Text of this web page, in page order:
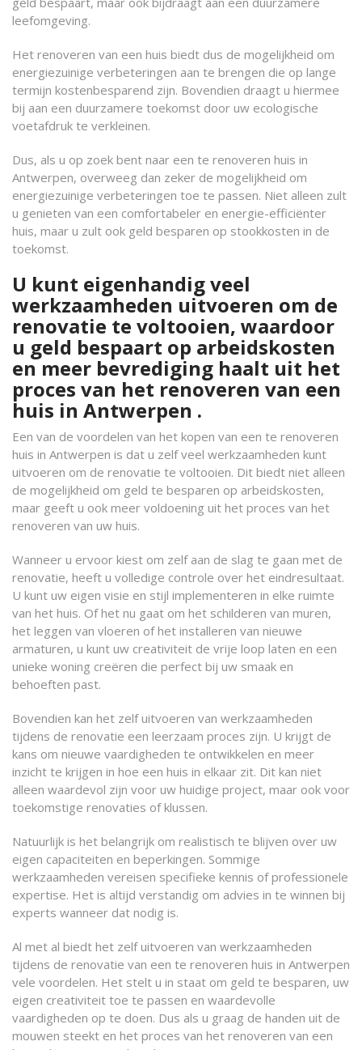
leefomgeving.
Het renoveren van een huis biedt dus de mogelijkheid om
energiezuinige verbeteringen aan te brengen die op lange
termijn kostenbesparend zijn. Bovendien draagt u hiermee
bij aan een duurzamere toekomst door uw ecologische
voetafdruk te verkleinen.
Dus, als u op zoek bent naar een te renoveren huis in
Antwerpen, overweeg dan zeker de mogelijkheid om
energiezuinige verbeteringen toe te passen. Niet alleen zult
u genieten van een comfortabeler en energie-efficiënter
huis, maar u zult ook geld besparen op stookkosten in de
toekomst.
U kunt eigenhandig veel
werkzaamheden uitvoeren om de
renovatie te voltooien, waardoor
u geld bespaart op arbeidskosten
en meer bevrediging haalt uit het
proces van het renoveren van een
huis in Antwerpen .
Een van de voordelen van het kopen van een te renoveren
huis in Antwerpen is dat u zelf veel werkzaamheden kunt
uitvoeren om de renovatie te voltooien. Dit biedt niet alleen
de mogelijkheid om geld te besparen op arbeidskosten,
maar geeft u ook meer voldoening uit het proces van het
renoveren van uw huis.
Wanneer u ervoor kiest om zelf aan de slag te gaan met de
renovatie, heeft u volledige controle over het eindresultaat.
U kunt uw eigen visie en stijl implementeren in elke ruimte
van het huis. Of het nu gaat om het schilderen van muren,
het leggen van vloeren of het installeren van nieuwe
armaturen, u kunt uw creativiteit de vrije loop laten en een
unieke woning creëren die perfect bij uw smaak en
behoeften past.
Bovendien kan het zelf uitvoeren van werkzaamheden
tijdens de renovatie een leerzaam proces zijn. U krijgt de
kans om nieuwe vaardigheden te ontwikkelen en meer
inzicht te krijgen in hoe een huis in elkaar zit. Dit kan niet
alleen waardevol zijn voor uw huidige project, maar ook voor
toekomstige renovaties of klussen.
Natuurlijk is het belangrijk om realistisch te blijven over uw
eigen capaciteiten en beperkingen. Sommige
werkzaamheden vereisen specifieke kennis of professionele
expertise. Het is altijd verstandig om advies in te winnen bij
experts wanneer dat nodig is.
Al met al biedt het zelf uitvoeren van werkzaamheden
tijdens de renovatie van een te renoveren huis in Antwerpen
vele voordelen. Het stelt u in staat om geld te besparen, uw
eigen creativiteit toe te passen en waardevolle
vaardigheden op te doen. Dus als u graag de handen uit de
mouwen steekt en het proces van het renoveren van een